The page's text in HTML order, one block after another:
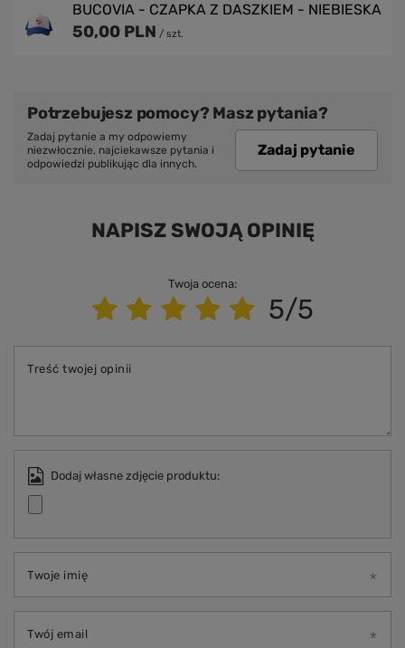
BUCOVIA - CZAPKA Z DASZKIEM - NIEBIESKA
50,00 PLN / szt.
Potrzebujesz pomocy? Masz pytania?
Zadaj pytanie a my odpowiemy
niezwłocznie, najciekawsze pytania i
odpowiedzi publikując dla innych.
Zadaj pytanie
NAPISZ SWOJĄ OPINIĘ
Twoja ocena:
5/5
Treść twojej opinii
Dodaj własne zdjęcie produktu:
Twoje imię
Twój email